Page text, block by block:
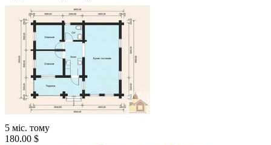
5 міс. тому
180.00 $